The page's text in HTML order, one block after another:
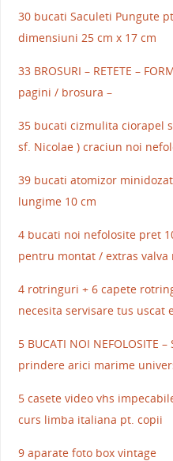
30 bucati Saculeti Pungute
dimensiuni 25 cm x 17 cm
33 BROSURI – RETETE –
pagini / brosura –
35 bucati cizmulita ciorapel
sf. Nicolae ) craciun noi
39 bucati atomizor
lungime 10 cm
4 bucati noi nefolosite pret
pentru montat / extras valva
4 rotringuri + 6 capete rotring
necesita servisare tus uscat
5 BUCATI NOI NEFOLOSITE
prindere arici marime
5 casete video vhs
curs limba italiana pt. copii
9 aparate foto box vintage